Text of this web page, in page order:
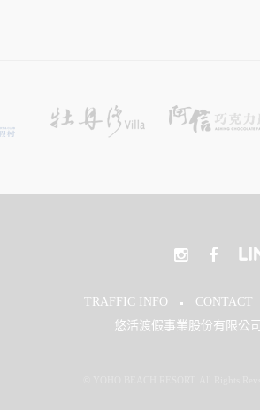
TRAFFIC INFO CONTACT
悠活渡假事業股份有限公司